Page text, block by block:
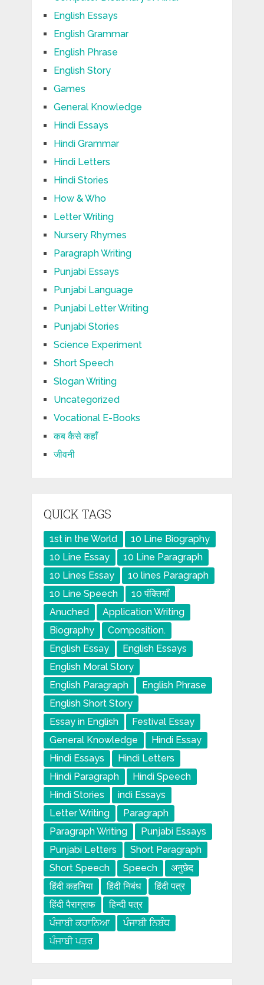
English Essays
English Grammar
English Phrase
English Story
Games
General Knowledge
Hindi Essays
Hindi Grammar
Hindi Letters
Hindi Stories
How & Who
Letter Writing
Nursery Rhymes
Paragraph Writing
Punjabi Essays
Punjabi Language
Punjabi Letter Writing
Punjabi Stories
Science Experiment
Short Speech
Slogan Writing
Uncategorized
Vocational E-Books
कब कैसे कहाँ
जीवनी
QUICK TAGS
1st in the World
10 Line Biography
10 Line Essay
10 Line Paragraph
10 Lines Essay
10 lines Paragraph
10 Line Speech
10 पंक्तियाँ
Anuched
Application Writing
Biography
Composition.
English Essay
English Essays
English Moral Story
English Paragraph
English Phrase
English Short Story
Essay in English
Festival Essay
General Knowledge
Hindi Essay
Hindi Essays
Hindi Letters
Hindi Paragraph
Hindi Speech
Hindi Stories
indi Essays
Letter Writing
Paragraph
Paragraph Writing
Punjabi Essays
Punjabi Letters
Short Paragraph
Short Speech
Speech
अनुछेद
हिंदी कहनिया
हिंदी निबंध
हिंदी पत्र
हिंदी पैराग्राफ
हिन्दी पत्र
ਪੰਜਾਬੀ ਕਹਾਨਿਆ
ਪੰਜਾਬੀ ਨਿਬੰਧ
ਪੰਜਾਬੀ ਪਤਰ